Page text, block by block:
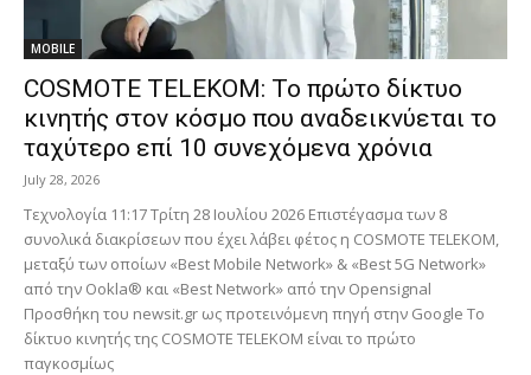
MOBILE
COSMOTE TELEKOM: Το πρώτο δίκτυο
κινητής στον κόσμο που αναδεικνύεται το
ταχύτερο επί 10 συνεχόμενα χρόνια
July 28, 2026
Τεχνολογία 11:17 Τρίτη 28 Ιουλίου 2026 Επιστέγασμα των 8
συνολικά διακρίσεων που έχει λάβει φέτος η COSMOTE TELEKOM,
μεταξύ των οποίων «Best Mobile Network» & «Best 5G Network»
από την Ookla® και «Best Network» από την Opensignal
Προσθήκη του newsit.gr ως προτεινόμενη πηγή στην Google Το
δίκτυο κινητής της COSMOTE TELEKOM είναι το πρώτο
παγκοσμίως